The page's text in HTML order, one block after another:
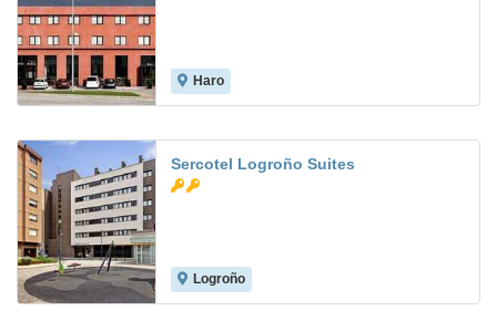
Haro
Sercotel Logroño Suites
Logroño